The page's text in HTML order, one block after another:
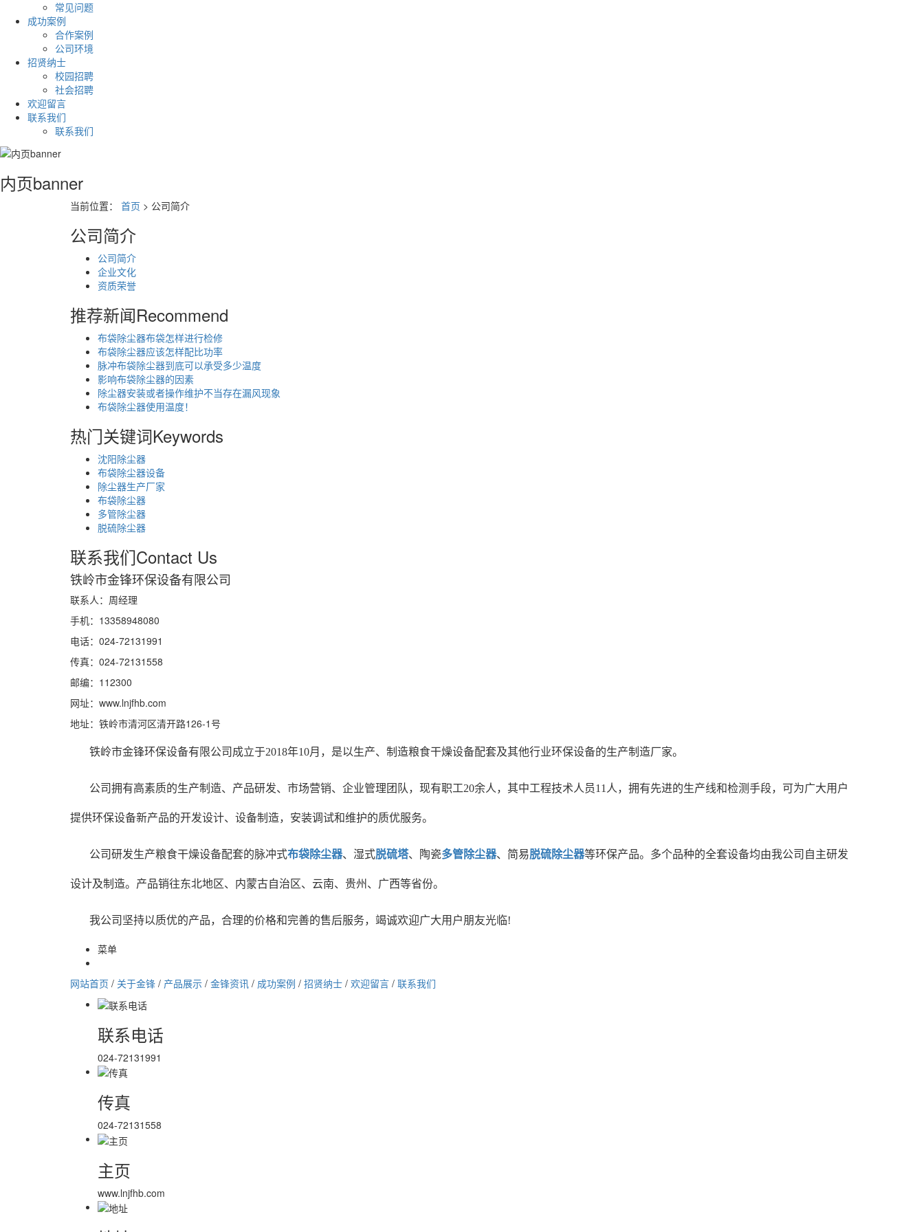
常见问题
成功案例
合作案例
公司环境
招贤纳士
校园招聘
社会招聘
欢迎留言
联系我们
联系我们
内页banner
当前位置： 首页 > 公司简介
公司简介
公司简介
企业文化
资质荣誉
推荐新闻Recommend
布袋除尘器布袋怎样进行检修
布袋除尘器应该怎样配比功率
脉冲布袋除尘器到底可以承受多少温度
影响布袋除尘器的因素
除尘器安装或者操作维护不当存在漏风现象
布袋除尘器使用温度！
热门关键词Keywords
沈阳除尘器
布袋除尘器设备
除尘器生产厂家
布袋除尘器
多管除尘器
脱硫除尘器
联系我们Contact Us
铁岭市金锋环保设备有限公司
联系人：周经理
手机：13358948080
电话：024-72131991
传真：024-72131558
邮编：112300
网址：www.lnjfhb.com
地址：铁岭市清河区清开路126-1号
铁岭市金锋环保设备有限公司成立于2018年10月，是以生产、制造粮食干燥设备配套及其他行业环保设备的生产制造厂家。
公司拥有高素质的生产制造、产品研发、市场营销、企业管理团队，现有职工20余人，其中工程技术人员11人，拥有先进的生产线和检测手段，可为广大用户
提供环保设备新产品的开发设计、设备制造，安装调试和维护的质优服务。
公司研发生产粮食干燥设备配套的脉冲式布袋除尘器、湿式脱硫塔、陶瓷多管除尘器、简易脱硫除尘器等环保产品。多个品种的全套设备均由我公司自主研发
设计及制造。产品销往东北地区、内蒙古自治区、云南、贵州、广西等省份。
我公司坚持以质优的产品，合理的价格和完善的售后服务，竭诚欢迎广大用户朋友光临!
菜单
网站首页 / 关于金锋 / 产品展示 / 金锋资讯 / 成功案例 / 招贤纳士 / 欢迎留言 / 联系我们
联系电话
024-72131991
传真
024-72131558
主页
www.lnjfhb.com